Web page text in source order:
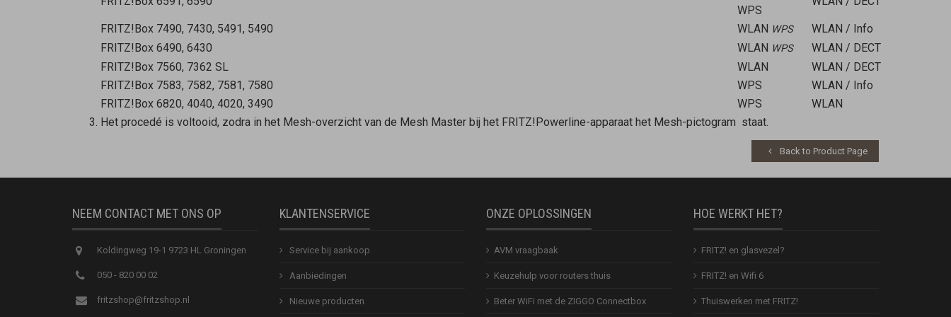
WPS
FRITZ!Box 7490, 7430, 5491, 5490 WLAN WPS
WLAN / Info
FRITZ!Box 6490, 6430
WLAN WPS
WLAN / DECT
FRITZ!Box 7560, 7362 SL
WLAN
WLAN / DECT
FRITZ!Box 7583, 7582, 7581, 7580
WPS
WLAN / Info
FRITZ!Box 6820, 4040, 4020, 3490
WPS
WLAN
Het procedé is voltooid, zodra in het Mesh-overzicht van de Mesh Masterbij het FRITZ!Powerline-apparaat het Mesh-pictogram staat.
Back to Product Page
NEEM CONTACT MET ONS OP
Koldingweg 19-1 9723 HL Groningen
050 - 820 00 02
fritzshop@fritzshop.nl
KLANTENSERVICE
Service bij aankoop
Aanbiedingen
Nieuwe producten
ONZE OPLOSSINGEN
AVM vraagbaak
Keuzehulp voor routers thuis
Beter WiFi met de ZIGGO Connectbox
HOE WERKT HET?
FRITZ! en glasvezel?
FRITZ! en Wifi 6
Thuiswerken met FRITZ!